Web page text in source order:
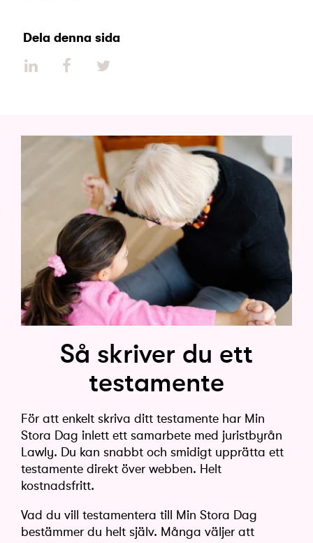
Dela denna sida
Så skriver du ett
testamente
För att enkelt skriva ditt testamente har Min
Stora Dag inlett ett samarbete med juristbyrån
Lawly. Du kan snabbt och smidigt upprätta ett
testamente direkt över webben. Helt
kostnadsfritt.
Vad du vill testamentera till Min Stora Dag
bestämmer du helt själv. Många väljer att